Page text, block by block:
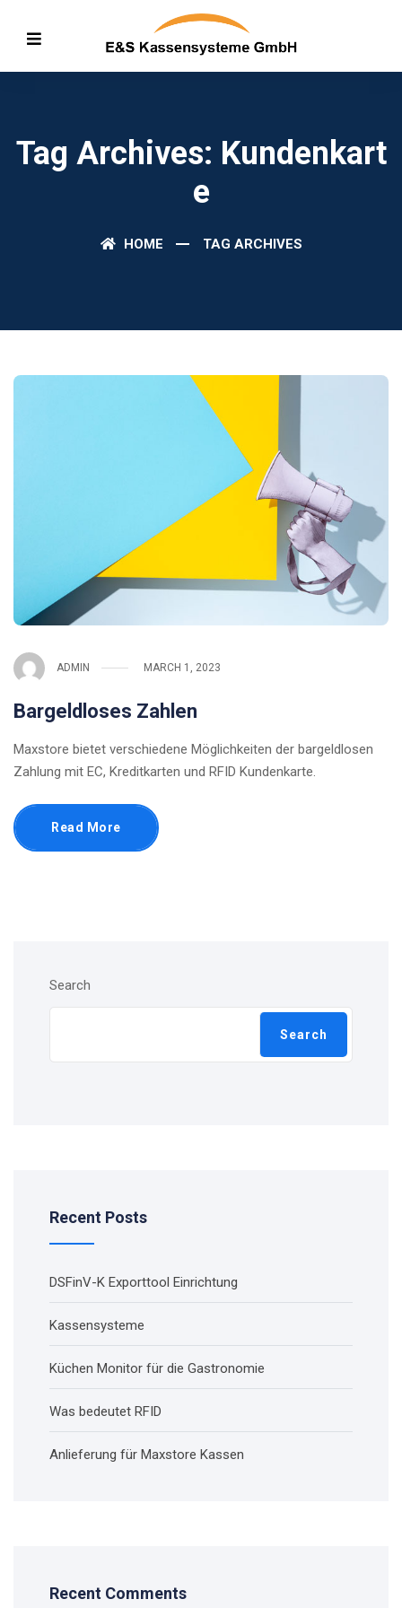
Tag Archives: Kundenkart
E
HOME TAG ARCHIVES
ADMIN MARCH 1, 2023
Bargeldloses Zahlen
Maxstore bietet verschiedene Möglichkeiten der bargeldlosen
Zahlung mit EC, Kreditkarten und RFID Kundenkarte.
Read More
Search
Search
Recent Posts
DSFinV-K Exporttool Einrichtung
Kassensysteme
Küchen Monitor für die Gastronomie
Was bedeutet RFID
Anlieferung für Maxstore Kassen
Recent Comments